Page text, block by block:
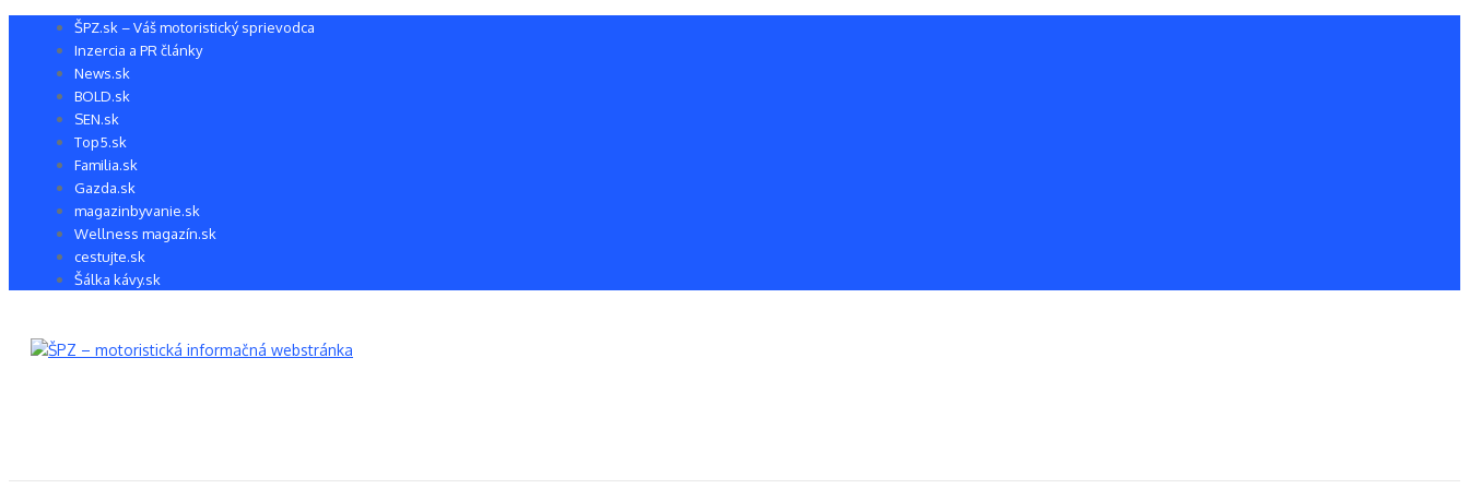
Preskočiť ŠPZ.sk – Váš motoristický sprievodca
Inzercia a PR články
News.sk
BOLD.sk
SEN.sk
Top5.sk
Familia.sk
Gazda.sk
magazinbyvanie.sk
Wellness magazín.sk
cestujte.sk
Šálka kávy.sk